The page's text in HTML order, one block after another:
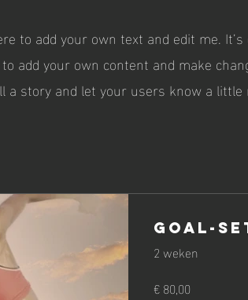
to add your own text and edit me.
add your own content and make
a story and let your users know a little
Goal-
2 weken
€ 80,00